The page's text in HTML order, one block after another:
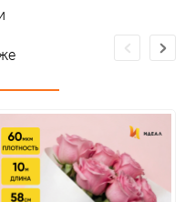
декларации о
ЕАС
условий не требует
18
набор